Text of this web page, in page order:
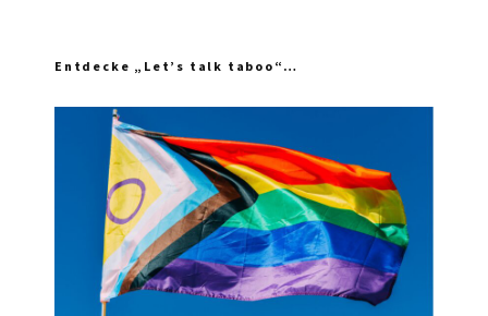
Entdecke „Let’s talk taboo“…